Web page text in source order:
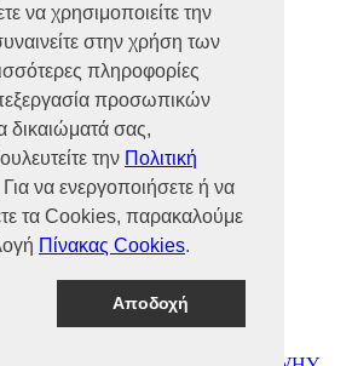
να χρησιμοποιείτε την
στην χρήση των
πληροφορίες
προσωπικών
δικαιώματά σας,
την Πολιτική
να ενεργοποιήσετε ή να
τα Cookies, παρακαλούμε
Πίνακας Cookies.
Αποδοχή